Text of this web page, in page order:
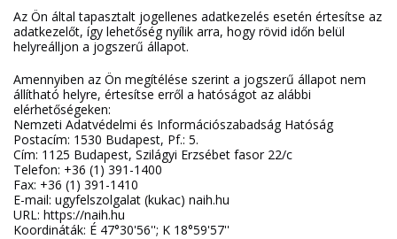
Az Ön által tapasztalt jogellenes adatkezelés esetén értesítse az
adatkezelőt, így lehetőség nyílik arra, hogy rövid időn belül
helyreálljon a jogszerű állapot.
Amennyiben az Ön megítélése szerint a jogszerű állapot nem
állítható helyre, értesítse erről a hatóságot az alábbi
elérhetőségeken:
Nemzeti Adatvédelmi és Információszabadság Hatóság
Postacím: 1530 Budapest, Pf.: 5.
Cím: 1125 Budapest, Szilágyi Erzsébet fasor 22/c
Telefon: +36 (1) 391-1400
Fax: +36 (1) 391-1410
E-mail: ugyfelszolgalat (kukac) naih.hu
URL: https://naih.hu
Koordináták: É 47°30'56''; K 18°59'57''